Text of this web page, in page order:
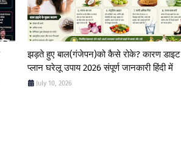
झड़ते हुए बाल(गंजेपन)को कैसे रोके? कारण डाइट
प्लान घरेलू उपाय 2026 संपूर्ण जानकारी हिंदी में
July 10, 2026